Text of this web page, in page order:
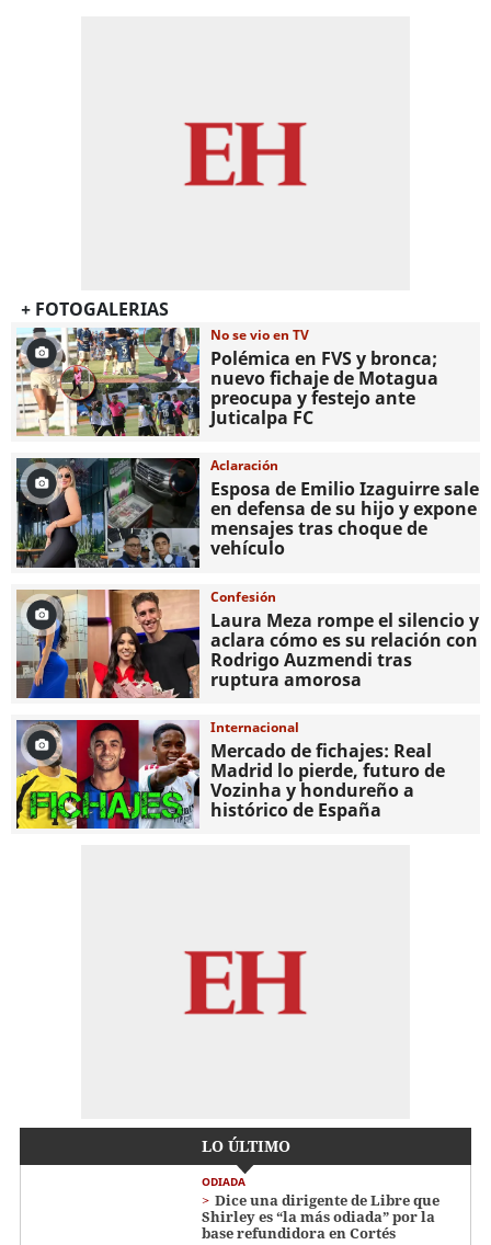
+ FOTOGALERIAS
No se vio en TV
Polémica en FVS y bronca;
nuevo fichaje de Motagua
preocupa y festejo ante
Juticalpa FC
Aclaración
Esposa de Emilio Izaguirre sale
en defensa de su hijo y expone
mensajes tras choque de
vehículo
Confesión
Laura Meza rompe el silencio y
aclara cómo es su relación con
Rodrigo Auzmendi tras
ruptura amorosa
Internacional
Mercado de fichajes: Real
Madrid lo pierde, futuro de
Vozinha y hondureño a
histórico de España
LO ÚLTIMO
ODIADA
Dice una dirigente de Libre que
Shirley es “la más odiada” por la
base refundidora en Cortés